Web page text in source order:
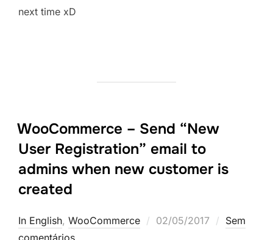
next time xD
WooCommerce – Send “New
User Registration” email to
admins when new customer is
created
In English, WooCommerce
Postado
02/05/2017
Sem
comentários